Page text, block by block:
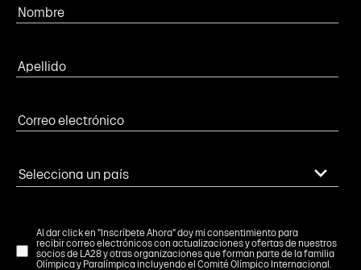
Al dar click en "Inscríbete Ahora" doy mi consentimiento para
recibir correo electrónicos con actualizaciones y ofertas de nuestros
socios de LA28 y otras organizaciones que forman parte de la familia
Olímpica y Paralímpica incluyendo el Comité Olímpico Internacional.